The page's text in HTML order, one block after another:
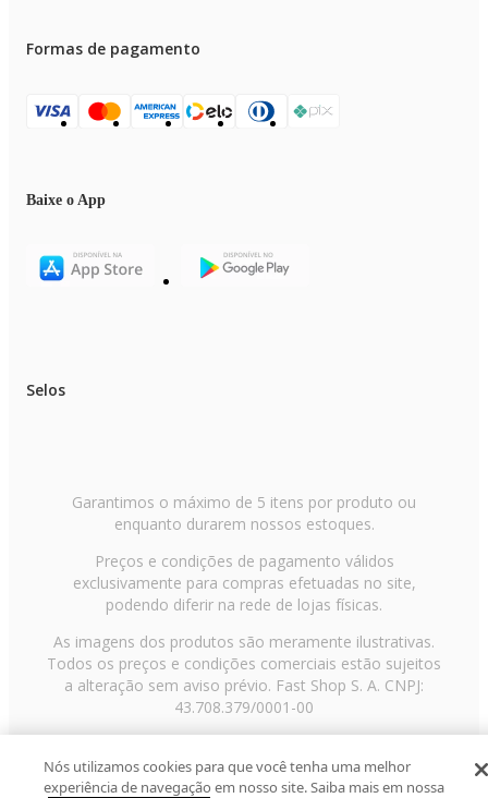
Formas de pagamento
Baixe o App
Selos
Garantimos o máximo de 5 itens por produto ou
enquanto durarem nossos estoques.
Preços e condições de pagamento válidos
exclusivamente para compras efetuadas no site,
podendo diferir na rede de lojas físicas.
As imagens dos produtos são meramente ilustrativas.
Todos os preços e condições comerciais estão sujeitos
a alteração sem aviso prévio. Fast Shop S. A. CNPJ:
43.708.379/0001-00
Paulo/SP, CEP 02029-001, Telefone: 11 3003-3728 ©
2013 Fast Shop - Todos os direitos reservadosRF
Nós utilizamos cookies para que você tenha uma melhor
experiência de navegação em nosso site. Saiba mais em nossa